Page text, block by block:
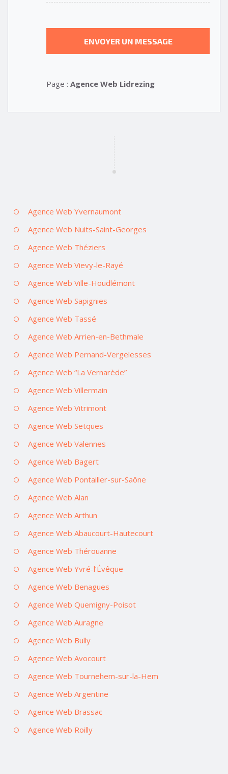
Page : Agence Web Lidrezing
Agence Web Yvernaumont
Agence Web Nuits-Saint-Georges
Agence Web Théziers
Agence Web Vievy-le-Rayé
Agence Web Ville-Houdlémont
Agence Web Sapignies
Agence Web Tassé
Agence Web Arrien-en-Bethmale
Agence Web Pernand-Vergelesses
Agence Web “La Vernarède”
Agence Web Villermain
Agence Web Vitrimont
Agence Web Setques
Agence Web Valennes
Agence Web Bagert
Agence Web Pontailler-sur-Saône
Agence Web Alan
Agence Web Arthun
Agence Web Abaucourt-Hautecourt
Agence Web Thérouanne
Agence Web Yvré-l’Évêque
Agence Web Benagues
Agence Web Quemigny-Poisot
Agence Web Auragne
Agence Web Bully
Agence Web Avocourt
Agence Web Tournehem-sur-la-Hem
Agence Web Argentine
Agence Web Brassac
Agence Web Roilly